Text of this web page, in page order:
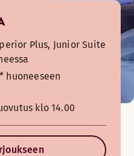
Plus, Junior Suite
huoneeseen
klo 14.00